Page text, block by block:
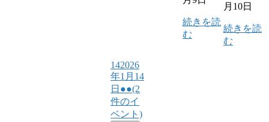
続きを読
む
月10日
続きを読
む
142026
年1月14
日 ●●(2
件のイ
ベント)